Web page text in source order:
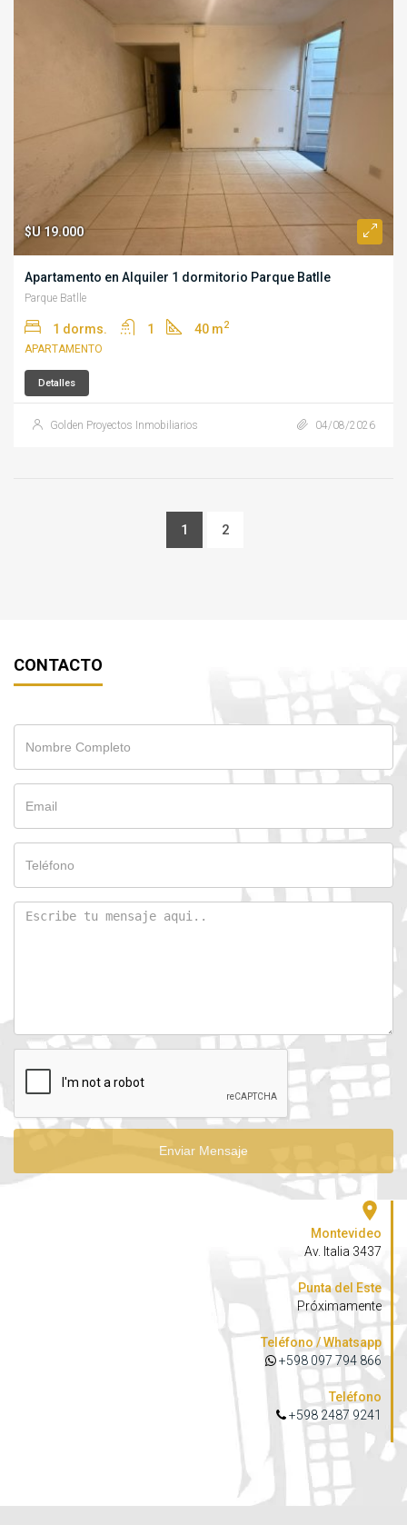
$U 19.000
Apartamento en Alquiler 1 dormitorio Parque Batlle
Parque Batlle
1 dorms. 1 40 m2
APARTAMENTO
Detalles
Golden Proyectos Inmobiliarios 04/08/2026
1 2
CONTACTO
Enviar Mensaje
Montevideo
Av. Italia 3437
Punta del Este
Próximamente
Teléfono / Whatsapp
+598 097 794 866
Teléfono
+598 2487 9241